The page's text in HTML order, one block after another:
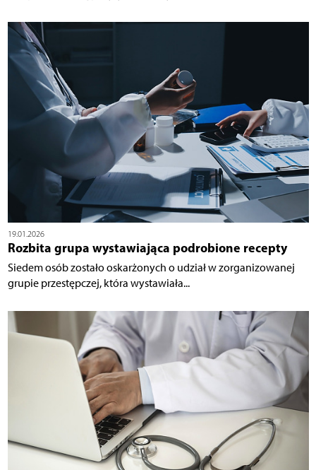
19.01.2026
Rozbita grupa wystawiająca podrobione recepty
Siedem osób zostało oskarżonych o udział w zorganizowanej
grupie przestępczej, która wystawiała...